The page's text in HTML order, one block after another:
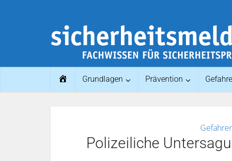
HomeGrundlagen Prävention
Polizeiliche